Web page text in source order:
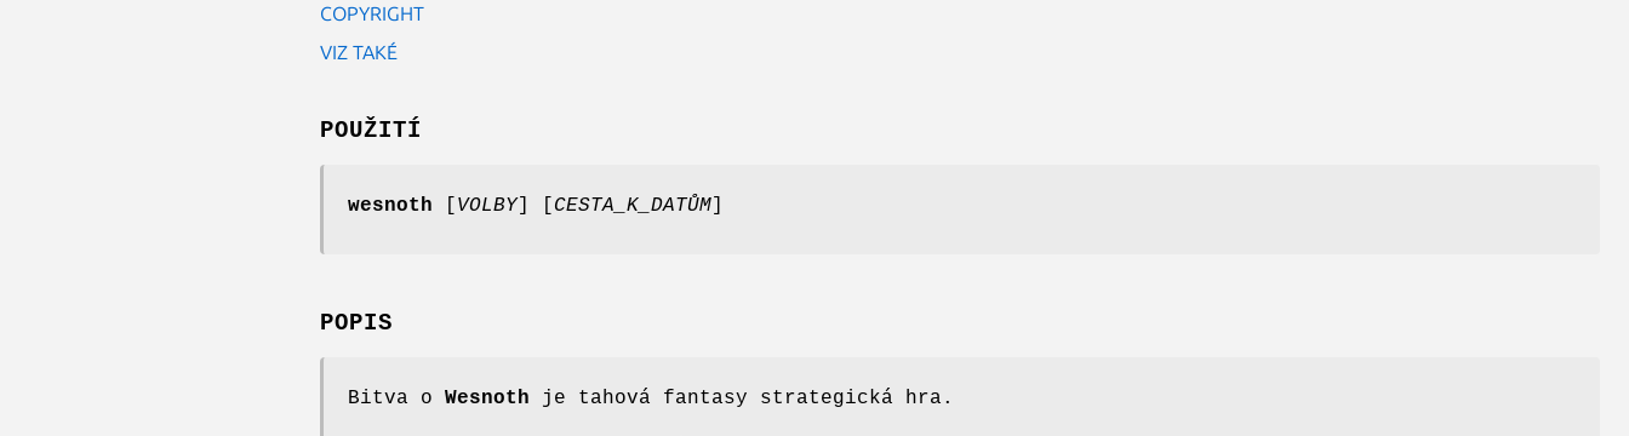
COPYRIGHT
VIZ TAKÉ
POUŽITÍ
wesnoth VOLBY] [ CESTA_K_DATŮM
POPIS
Bitva o Wesnoth je tahová fantasy strategická hra.